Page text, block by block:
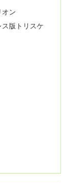
オン
ス版トリスケ